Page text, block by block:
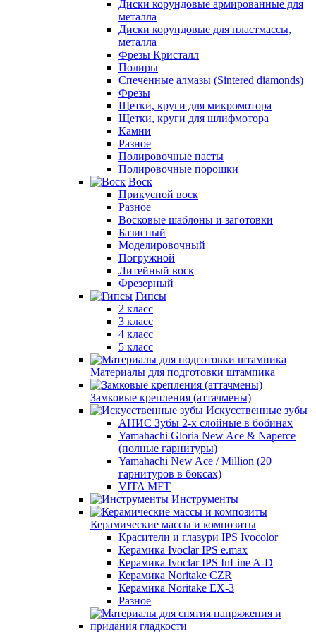
Диски корундовые армированные для
металла
Диски корундовые для пластмассы,
металла
Фрезы Кристалл
Полиры
Спеченные алмазы (Sintered diamonds)
Фрезы
Щетки, круги для микромотора
Щетки, круги для шлифмотора
Камни
Разное
Полировочные пасты
Полировочные порошки
Воск
Прикусной воск
Разное
Восковые шаблоны и заготовки
Базисный
Моделировочный
Погружной
Литейный воск
Фрезерный
Гипсы
2 класс
3 класс
4 класс
5 класс
Материалы для подготовки штампика
Замковые крепления (аттачмены)
Искусственные зубы
АНИС Зубы 2-х слойные в бобинах
Yamahachi Gloria New Ace & Naperce
(полные гарнитуры)
Yamahachi New Ace / Million (20
гарнитуров в боксах)
VITA MFT
Инструменты
Керамические массы и композиты
Красители и глазури IPS Ivocolor
Керамика Ivoclar IPS e.max
Керамика Ivoclar IPS InLine A-D
Керамика Noritake CZR
Керамика Noritake EX-3
Разное